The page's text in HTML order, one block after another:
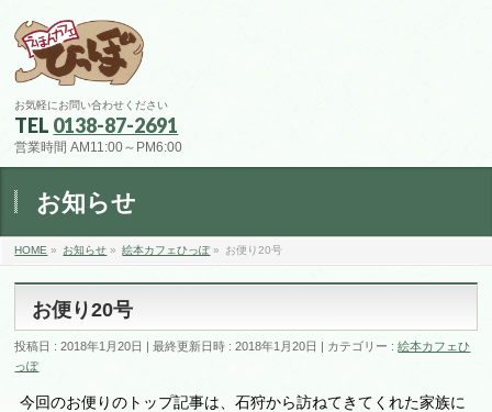
お気軽にお問い合わせください
TEL 0138-87-2691
営業時間 AM11:00～PM6:00
お知らせ
HOME » お知らせ » 絵本カフェひっぽ» お便り20号
お便り20号
投稿日 : 2018年1月20日 最終更新日時 : 2018年1月20日 カテゴリー :絵本カフェひ
っぽ
今回のお便りのトップ記事は、石狩から訪ねてきてくれた家族に